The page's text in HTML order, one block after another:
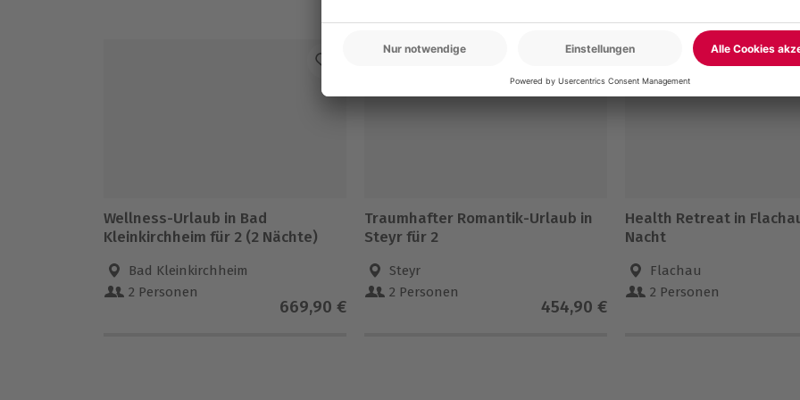
Wellness-Urlaub in Bad
Kleinkirchheim für 2 (2 Nächte)
Bad Kleinkirchheim
2 Personen
669,90 €
-15% CLUB DEAL
Traumhafter Romantik-Urlaub in
Steyr für 2
Steyr
2 Personen
454,90 €
Health Retreat in
Nacht
Flachau
2 Personen